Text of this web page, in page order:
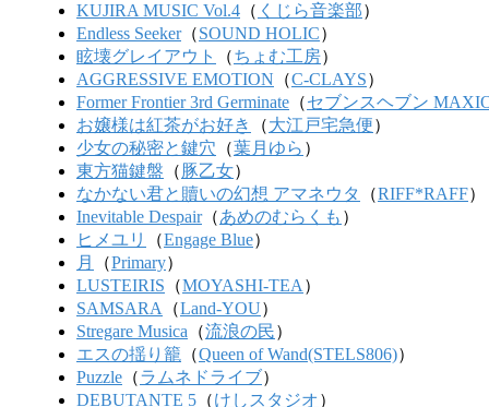
KUJIRA MUSIC Vol.4 （ くじら音楽部）
Endless Seeker（SOUND HOLIC）
眩壊グレイアウト
（ちょむ工房）
AGGRESSIVE EMOTION （C-CLAYS）
Former Frontier 3rd Germinate （セブンスヘブン
お嬢様は紅茶がお好き
（大江戸宅急便）
少女の秘密と鍵穴 （葉月ゆら ）
東方猫鍵盤 （豚乙女）
なかない君と贖いの幻想 アマネウタ
（RIFF*RAFF）
Inevitable Despair（あめのむらくも ）
ヒメユリ
（Engage Blue）
月
（Primary）
LUSTEIRIS （MOYASHI-TEA ）
SAMSARA
（Land-YOU）
Stregare Musica （流浪の民）
エスの揺り籠 （Queen of Wand(STELS806)）
Puzzle （ラムネドライブ）
DEBUTANTE 5 （けしスタジオ）